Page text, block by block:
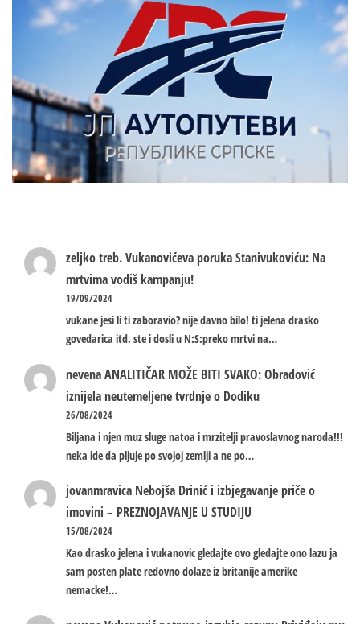
zeljko treb.Vukanovićeva poruka Stanivukoviću: Na
mrtvima vodiš kampanju!
19/09/2024
vukane jesi li ti zaboravio? nije davno bilo! ti jelena drasko
govedarica itd. ste i dosli u N:S:preko mrtvi na…
nevenaANALITIČAR MOŽE BITI SVAKO: Obradović
iznijela neutemeljene tvrdnje o Dodiku
26/08/2024
Biljana i njen muz sluge natoa i mrzitelji pravoslavnog naroda!!!
neka ide da pljuje po svojoj zemlji a ne po…
jovanmravica Nebojša Drinić i izbjegavanje priče o
imovini – PREZNOJAVANJE U STUDIJU
15/08/2024
Kao drasko jelena i vukanovic gledajte ovo gledajte ono lazu ja
sam posten plate redovno dolaze iz britanije amerike
nemacke!…